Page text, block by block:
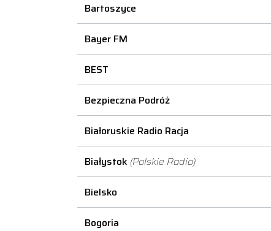
Bartoszyce
Bayer FM
BEST
Bezpieczna Podróż
Białoruskie Radio Racja
Białystok (Polskie Radio)
Bielsko
Bogoria